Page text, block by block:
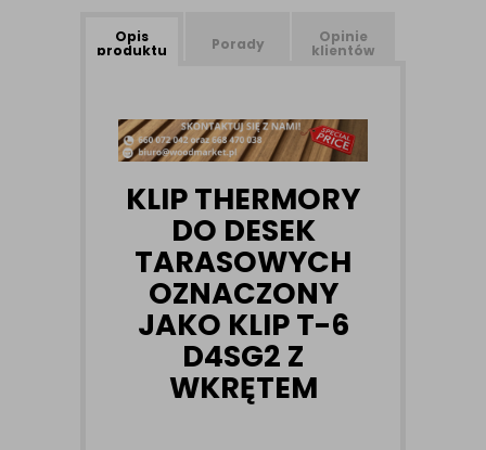
Opis
produktu Porady Opinie
klientów
KLIP THERMORY
DO DESEK
TARASOWYCH
OZNACZONY
JAKO KLIP T-6
D4SG2 Z
WKRĘTEM